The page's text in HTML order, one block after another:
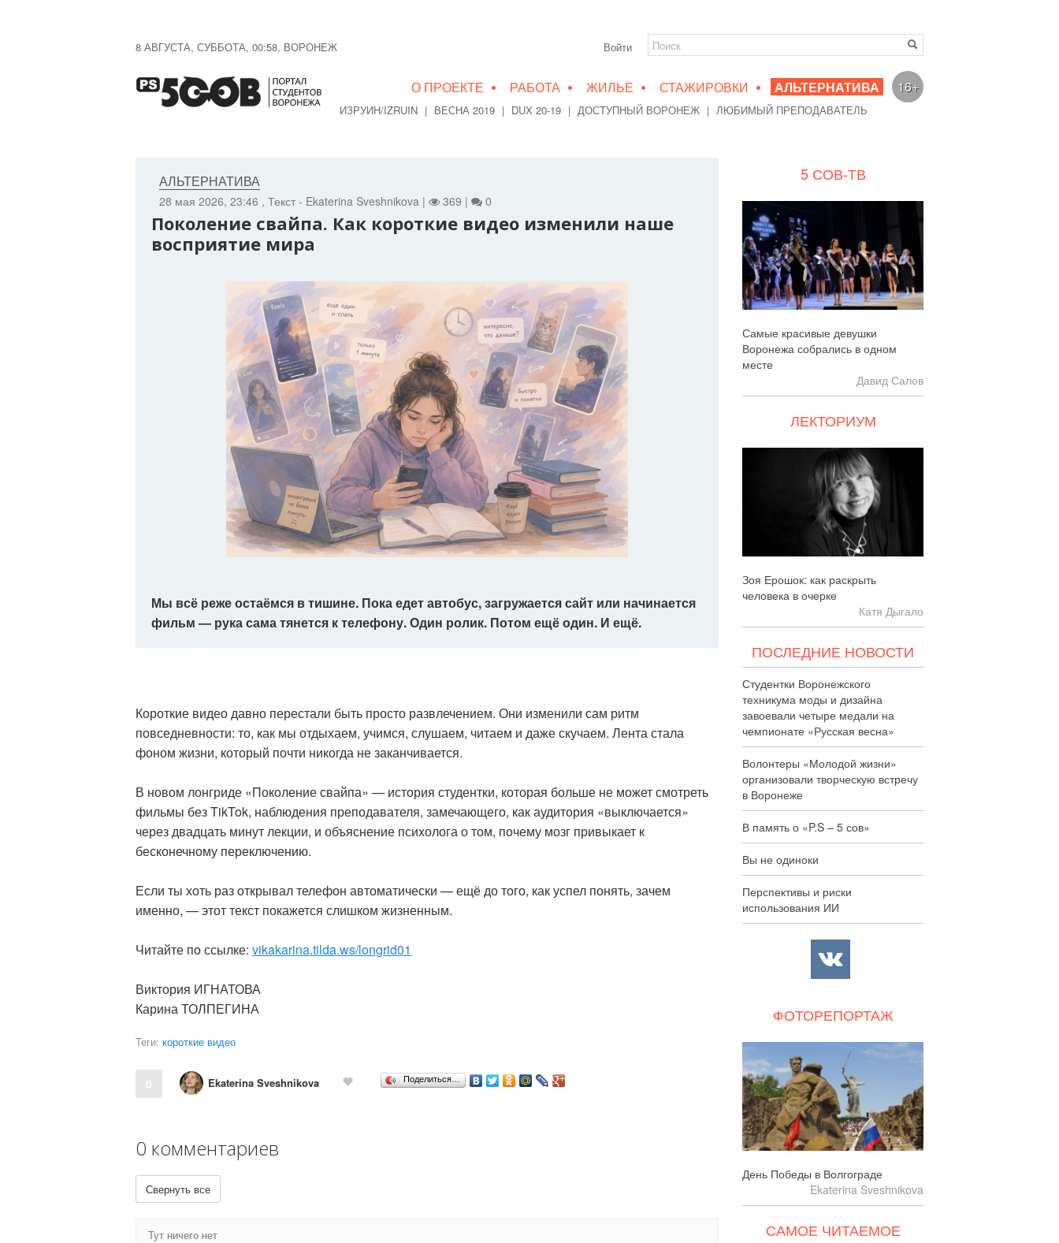
8 АВГУСТА, СУББОТА, 00:58, ВОРОНЕЖ Войти
О ПРОЕКТЕ • РАБОТА • ЖИЛЬЕ • СТАЖИРОВКИ • АЛЬТЕРНАТИВА
ИЗРУИН/IZRUIN | ВЕСНА 2019 | DUX 20-19 | ДОСТУПНЫЙ ВОРОНЕЖ | ЛЮБИМЫЙ ПРЕПОДАВАТЕЛЬ
16+
28 мая 2026, 23:46 , Текст - Ekaterina Sveshnikova | 369 | 0
АЛЬТЕРНАТИВА
Поколение свайпа. Как короткие видео изменили наше
восприятие мира
Мы всё реже остаёмся в тишине. Пока едет автобус, загружается сайт или начинается
фильм — рука сама тянется к телефону. Один ролик. Потом ещё один. И ещё.
Короткие видео давно перестали быть просто развлечением. Они изменили сам ритм
повседневности: то, как мы отдыхаем, учимся, слушаем, читаем и даже скучаем. Лента стала
фоном жизни, который почти никогда не заканчивается.
В новом лонгриде «Поколение свайпа» — история студентки, которая больше не может смотреть
фильмы без TikTok, наблюдения преподавателя, замечающего, как аудитория «выключается»
через двадцать минут лекции, и объяснение психолога о том, почему мозг привыкает к
бесконечному переключению.
Если ты хоть раз открывал телефон автоматически — ещё до того, как успел понять, зачем
именно, — этот текст покажется слишком жизненным.
Читайте по ссылке: vikakarina.tilda.ws/longrid01
Виктория ИГНАТОВА
Карина ТОЛПЕГИНА
Теги: короткие видео
0 Ekaterina Sveshnikova Поделиться…
0 комментариев
Свернуть все
Тут ничего нет
5 СОВ-ТВ
Самые красивые девушки
Воронежа собрались в одном
месте
Давид Салов
ЛЕКТОРИУМ
Зоя Ерошок: как раскрыть
человека в очерке
Катя Дыгало
ПОСЛЕДНИЕ НОВОСТИ
Студентки Воронежского
техникума моды и дизайна
завоевали четыре медали на
чемпионате «Русская весна»
Волонтеры «Молодой жизни»
организовали творческую встречу
в Воронеже
В память о «P.S – 5 сов»
Вы не одиноки
Перспективы и риски
использования ИИ
ФОТОРЕПОРТАЖ
День Победы в Волгограде
Ekaterina Sveshnikova
САМОЕ ЧИТАЕМОЕ